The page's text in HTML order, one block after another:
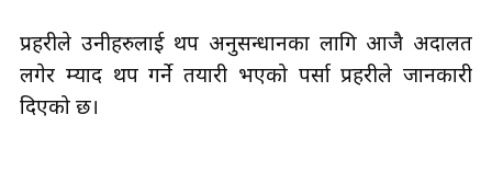
प्रहरीले उनीहरुलाई थप अनुसन्धानका लागि आजै अदालत
लगेर म्याद थप गर्ने तयारी भएको पर्सा प्रहरीले जानकारी
दिएको छ।